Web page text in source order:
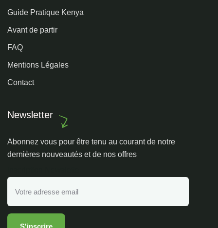
Guide Pratique Kenya
Avant de partir
FAQ
Mentions Légales
Contact
Newsletter
Abonnez vous pour être tenu au courant de notre
dernières nouveautés et de nos offres